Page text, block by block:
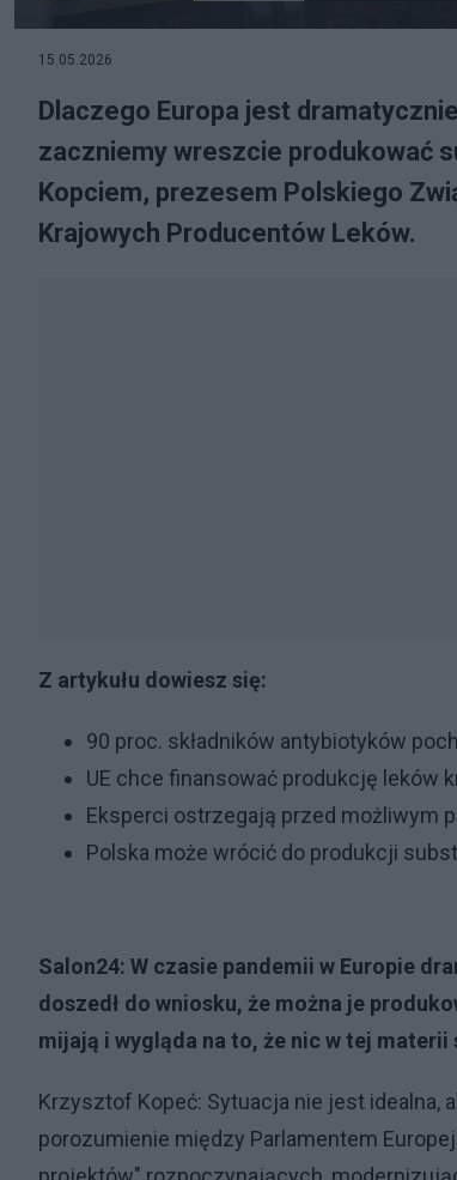
15.05.2026
Dlaczego Europa jest
zaczniemy wreszcie produkować
Kopciem, prezesem Polskiego
Krajowych Producentów Leków.
Z artykułu dowiesz się:
90 proc. składników antybiotyków
UE chce finansować produkcję leków
Eksperci ostrzegają przed możliwym
Polska może wrócić do produkcji
Salon24: W czasie pandemii w Europie
doszedł do wniosku, że można je
mijają i wygląda na to, że nic w tej materii
Krzysztof Kopeć: Sytuacja nie jest idealna,
porozumienie między Parlamentem